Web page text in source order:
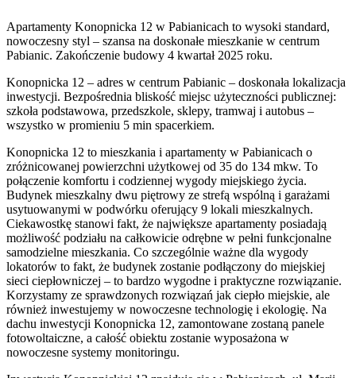
Apartamenty Konopnicka 12 w Pabianicach to wysoki standard,
nowoczesny styl – szansa na doskonałe mieszkanie w centrum
Pabianic. Zakończenie budowy 4 kwartał 2025 roku.
Konopnicka 12 – adres w centrum Pabianic – doskonała lokalizacja
inwestycji. Bezpośrednia bliskość miejsc użyteczności publicznej:
szkoła podstawowa, przedszkole, sklepy, tramwaj i autobus –
wszystko w promieniu 5 min spacerkiem.
Konopnicka 12 to mieszkania i apartamenty w Pabianicach o
zróżnicowanej powierzchni użytkowej od 35 do 134 mkw. To
połączenie komfortu i codziennej wygody miejskiego życia.
Budynek mieszkalny dwu piętrowy ze strefą wspólną i garażami
usytuowanymi w podwórku oferujący 9 lokali mieszkalnych.
Ciekawostkę stanowi fakt, że największe apartamenty posiadają
możliwość podziału na całkowicie odrębne w pełni funkcjonalne
samodzielne mieszkania. Co szczególnie ważne dla wygody
lokatorów to fakt, że budynek zostanie podłączony do miejskiej
sieci ciepłowniczej – to bardzo wygodne i praktyczne rozwiązanie.
Korzystamy ze sprawdzonych rozwiązań jak ciepło miejskie, ale
również inwestujemy w nowoczesne technologię i ekologię. Na
dachu inwestycji Konopnicka 12, zamontowane zostaną panele
fotowoltaiczne, a całość obiektu zostanie wyposażona w
nowoczesne systemy monitoringu.